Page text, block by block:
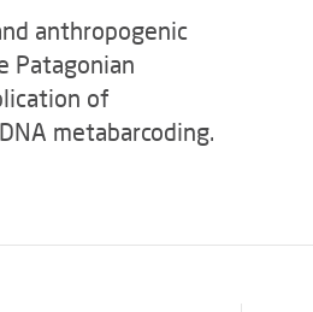
anthropogenic
Patagonian
of
metabarcoding.